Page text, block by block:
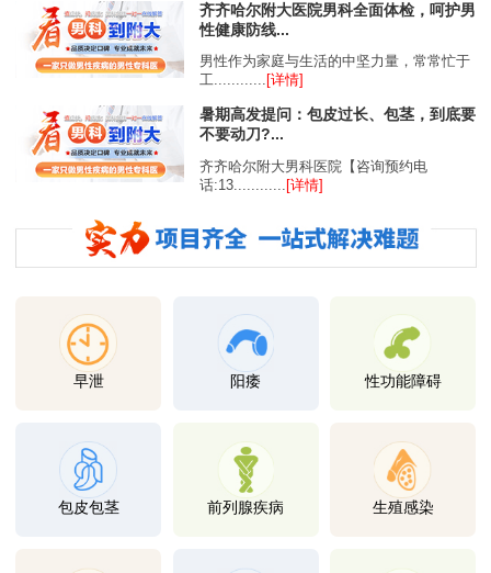
齐齐哈尔附大医院男科全面体检，呵护男
性健康防线...
男性作为家庭与生活的中坚力量，常常忙于
工............ [详情]
暑期高发提问：包皮过长、包茎，到底要
不要动刀?...
齐齐哈尔附大男科医院【咨询预约电
话:13............
[详情]
早泄 阳痿 性功能障碍
包皮包茎 前列腺疾病 生殖感染